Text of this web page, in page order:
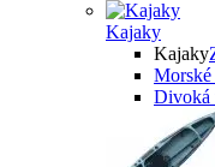
Kajaky
Kajaky
Morské
Divoká